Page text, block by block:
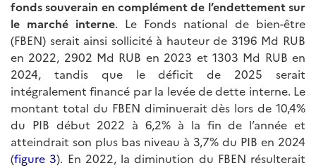
fonds souverain en complément de l’endettement sur
le marché interne. Le Fonds national de bien-être
(FBEN) serait ainsi sollicité à hauteur de 3196 Md RUB
en 2022, 2902 Md RUB en 2023 et 1303 Md RUB en
2024, tandis que le déficit de 2025 serait
intégralement financé par la levée de dette interne. Le
montant total du FBEN diminuerait dès lors de 10,4%
du PIB début 2022 à 6,2% à la fin de l’année et
atteindrait son plus bas niveau à 3,7% du PIB en 2024
(figure 3). En 2022, la diminution du FBEN résulterait